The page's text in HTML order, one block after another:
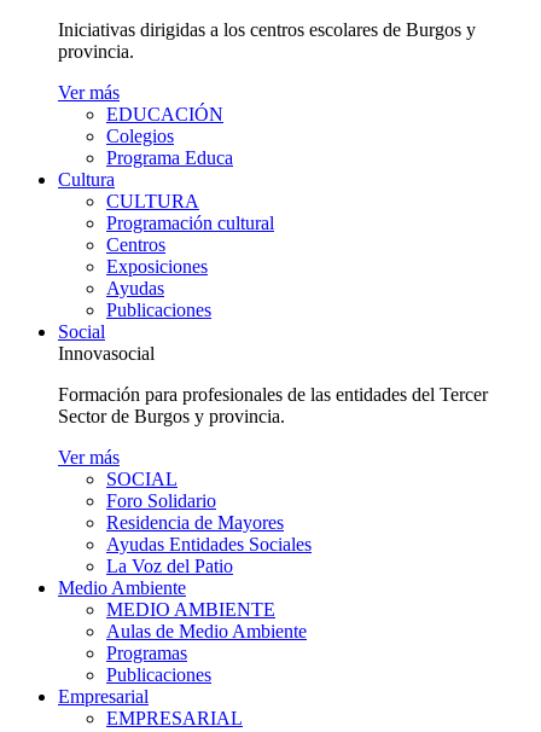
Iniciativas dirigidas a los centros escolares de Burgos y
provincia.
Ver más
EDUCACIÓN
Colegios
Programa Educa
Cultura
CULTURA
Programación cultural
Centros
Exposiciones
Ayudas
Publicaciones
Social
Innovasocial
Formación para profesionales de las entidades del Tercer
Sector de Burgos y provincia.
Ver más
SOCIAL
Foro Solidario
Residencia de Mayores
Ayudas Entidades Sociales
La Voz del Patio
Medio Ambiente
MEDIO AMBIENTE
Aulas de Medio Ambiente
Programas
Publicaciones
Empresarial
EMPRESARIAL